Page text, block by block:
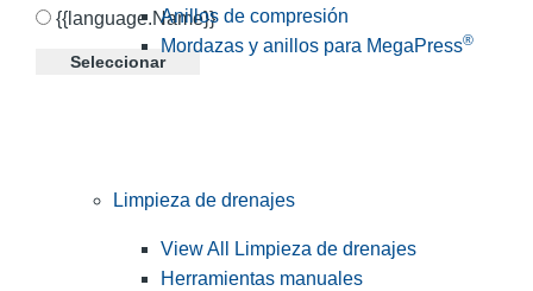
{{language.Name}}
Seleccionar
Anillos de compresión
Mordazas y anillos para MegaPress®
Limpieza de drenajes
View All Limpieza de drenajes
Herramientas manuales